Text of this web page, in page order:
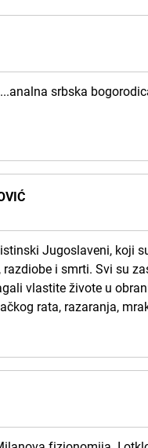
srbska
Jugoslaveni, koji
i smrti. Svi su
vlastite živote u
rata, razaranja,